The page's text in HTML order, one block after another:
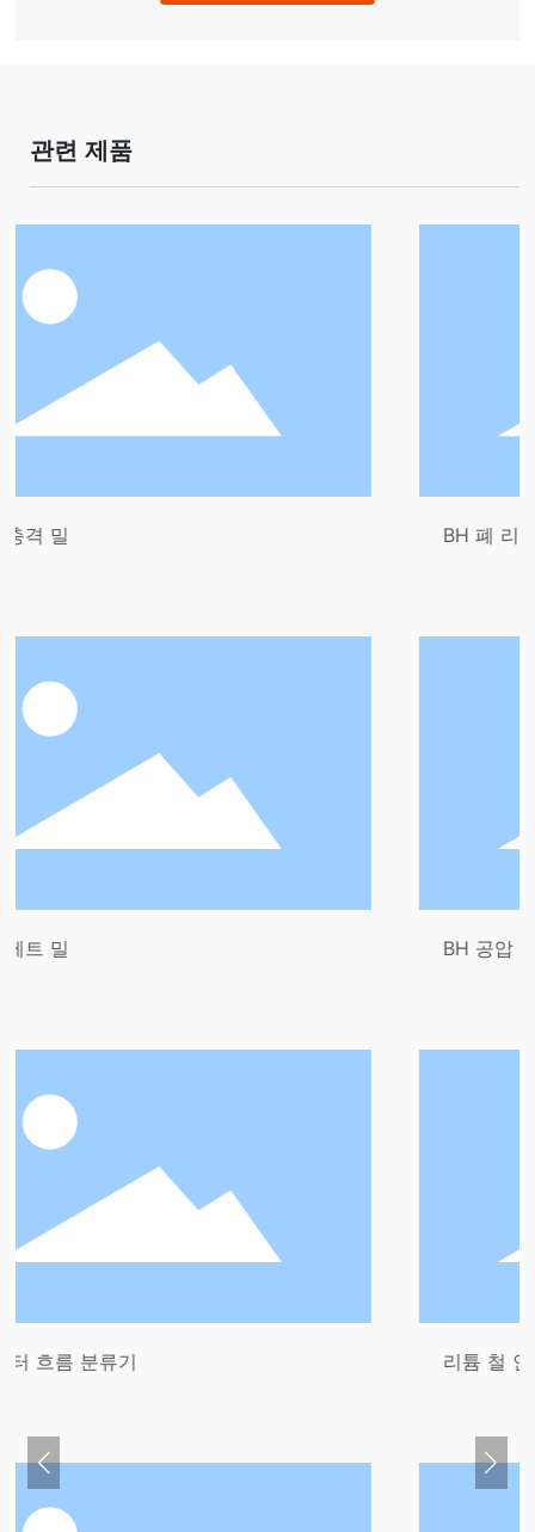
관련 제품
BH 폐 리튬 배터리
BH 공압 이송 시스템
리튬 철 인산염 생산 라인